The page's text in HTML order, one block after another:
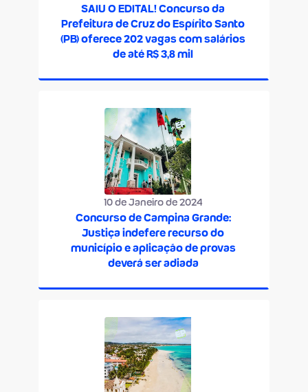
SAIU O EDITAL! Concurso da
Prefeitura de Cruz do Espírito Santo
(PB) oferece 202 vagas com salários
de até R$ 3,8 mil
10 de Janeiro de 2024
Concurso de Campina Grande:
Justiça indefere recurso do
município e aplicação de provas
deverá ser adiada